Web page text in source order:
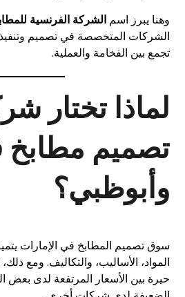
وهنا يبرز اسمالشركة الفرنسية
الشركات المتخصصة في تصميم وتنفيذ
تجمع بين الفخامة والعملية.
لماذا تختار
تصميم مطابخ
وأبوظبي؟
سوق تصميم المطابخ في الإمارات
المواد، الأساليب، والتكاليف. ومع
حيرة بين الأسعار المرتفعة لدى بعض